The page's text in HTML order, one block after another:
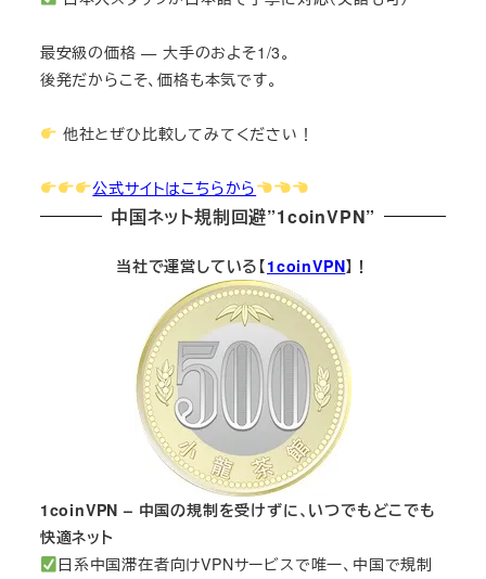
最安級の価格 — 大手のおよそ1/3。
後発だからこそ、価格も本気です。
他社とぜひ比較してみてください！
公式サイトはこちらから
中国ネット規制回避”1coinVPN”
当社で運営している【1coinVPN】！
1coinVPN – 中国の規制を受けずに、いつでもどこでも
快適ネット
日系中国滞在者向けVPNサービスで唯一、中国で規制